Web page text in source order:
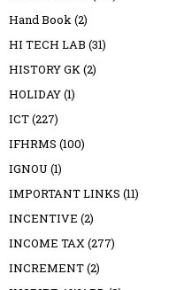
Hand Book(2)
HI TECH LAB (31)
HISTORY GK(2)
HOLIDAY(1)
ICT(227)
IFHRMS (100)
IGNOU (1)
IMPORTANT LINKS (11)
INCENTIVE (2)
INCOME TAX(277)
INCREMENT(2)